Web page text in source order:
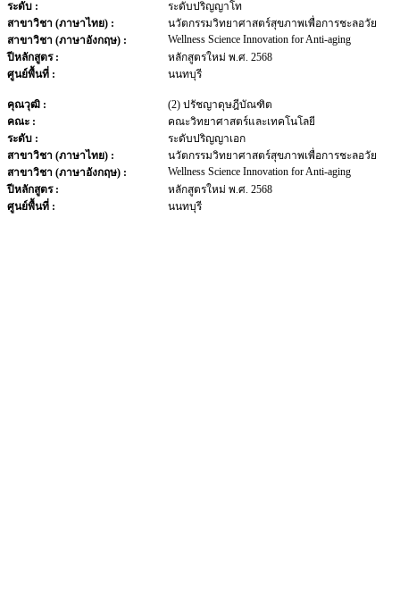
ระดับ :
ระดับปริญญาโท
สาขาวิชา (ภาษาไทย) :
นวัตกรรมวิทยาศาสตร์สุขภาพเพื่อการชะลอวัย
สาขาวิชา (ภาษาอังกฤษ) :
Wellness Science Innovation for Anti-aging
ปีหลักสูตร :
หลักสูตรใหม่ พ.ศ. 2568
ศูนย์พื้นที่ :
นนทบุรี
คุณวุฒิ :
(2) ปรัชญาดุษฎีบัณฑิต
คณะ :
คณะวิทยาศาสตร์และเทคโนโลยี
ระดับ :
ระดับปริญญาเอก
สาขาวิชา (ภาษาไทย) :
นวัตกรรมวิทยาศาสตร์สุขภาพเพื่อการชะลอวัย
สาขาวิชา (ภาษาอังกฤษ) :
Wellness Science Innovation for Anti-aging
ปีหลักสูตร :
หลักสูตรใหม่ พ.ศ. 2568
ศูนย์พื้นที่ :
นนทบุรี